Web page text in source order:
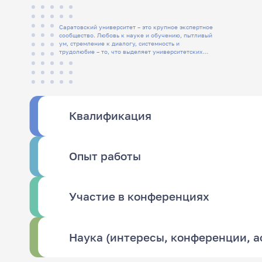
Саратовский университет – это крупное экспертное
сообщество. Любовь к науке и обучению, пытливый
ум, стремление к диалогу, системность и
трудолюбие – то, что выделяет университетских
Квалификация
Опыт работы
Участие в конференциях
Наука (интересы, конференции,